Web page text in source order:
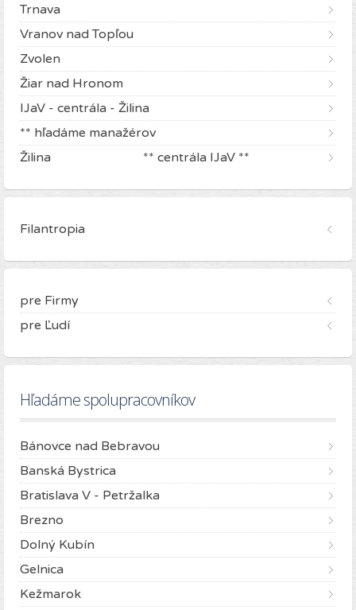
Trnava
Vranov nad Topľou
Zvolen
Žiar nad Hronom
IJaV - centrála - Žilina
** hľadáme manažérov
Žilina ** centrála IJaV **
Filantropia
pre Firmy
pre Ľudí
Hľadáme spolupracovníkov
Bánovce nad Bebravou
Banská Bystrica
Bratislava V - Petržalka
Brezno
Dolný Kubín
Gelnica
Kežmarok